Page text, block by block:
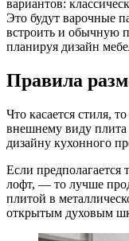
вариантов:
Это будут варочные
встроить и обычную
планируя дизайн
Правила
Что касается стиля,
внешнему виду плита
дизайну кухонного
Если предполагается
лофт, — то лучше
плитой в
открытым духовым